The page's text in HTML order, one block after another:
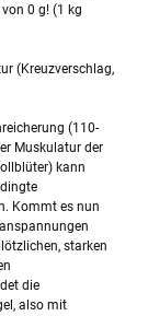
0 g! (1 kg
(Kreuzverschlag,
(110-
Muskulatur der
kann
Kommt es nun
starken
die
also mit